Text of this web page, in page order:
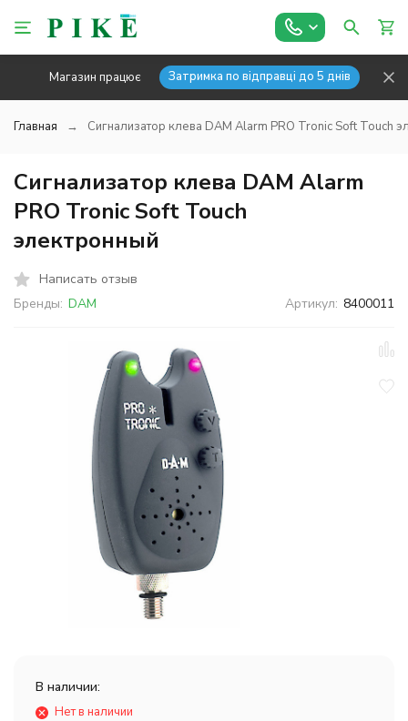
Магазин працює Затримка по відправці до 5 днів
Главная Сигнализатор клева DAM Alarm PRO Tronic Soft Touch
Сигнализатор клева DAM Alarm
PRO Tronic Soft Touch
электронный
Написать отзыв
Бренды: DAM Артикул: 8400011
В наличии:
Нет в наличии